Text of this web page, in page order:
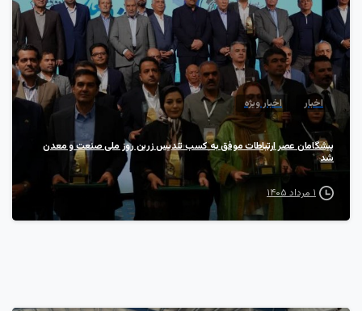
اخبار اخبار ویژه
پیشگامان عصر ارتباطات موفق به کسب تندیس زرین روز ملی صنعت و معدن
شد
۱ مرداد ۱۴۰۵